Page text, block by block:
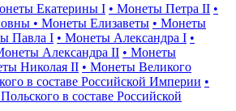
Екатерины I • Монеты Петра II •
• Монеты Елизаветы • Монеты
Павла I • Монеты Александра I •
Александра II • Монеты
Николая II • Монеты Великого
в составе Российской Империи •
в составе Российской